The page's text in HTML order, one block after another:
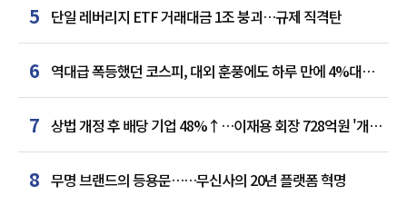
5 단일 레버리지 ETF 거래대금 1조 붕괴…규제 직격탄
6 역대급 폭등했던 코스피, 대외 훈풍에도 하루 만에 4%대
급락
7 상법 개정 후 배당 기업 48%↑…이재용 회장 728억원 '개인
최다'
8 무명 브랜드의 등용문……무신사의 20년 플랫폼 혁명